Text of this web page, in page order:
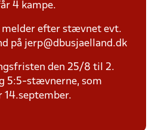
4 kampe.
efter stævnet evt.
på jerp@dbusjaelland.dk
den 25/8 til 2.
5:5-stævnerne, som
14.september.